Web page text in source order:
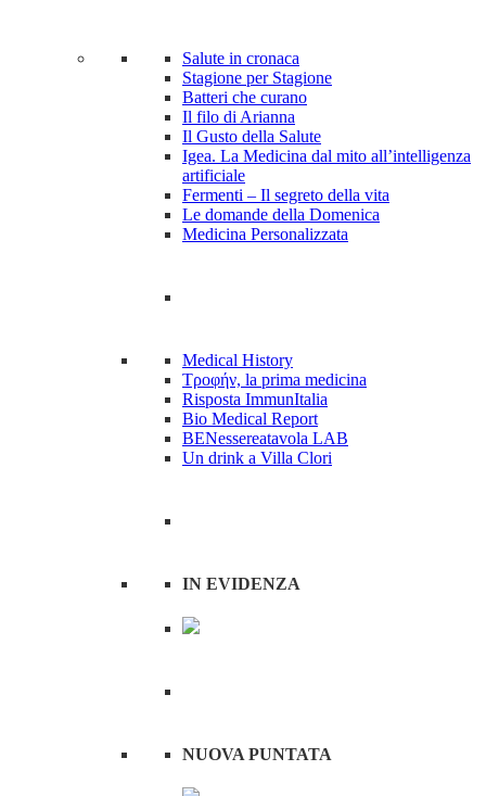
Salute in cronaca
Stagione per Stagione
Batteri che curano
Il filo di Arianna
Il Gusto della Salute
Igea. La Medicina dal mito all’intelligenza
artificiale
Fermenti – Il segreto della vita
Le domande della Domenica
Medicina Personalizzata
Medical History
Tροφήν, la prima medicina
Risposta ImmunItalia
Bio Medical Report
BENessereatavola LAB
Un drink a Villa Clori
IN EVIDENZA
NUOVA PUNTATA